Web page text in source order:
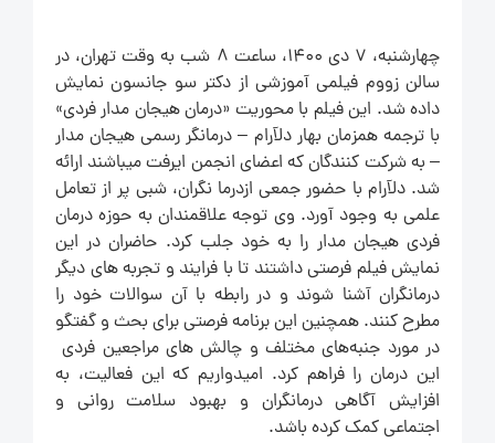
چهارشنبه، ۷ دی ۱۴۰۰، ساعت ۸ شب به وقت تهران، در
سالن زووم فیلمی آموزشی از دکتر سو جانسون نمایش
داده شد. این فیلم با محوریت «درمان هیجان مدار فردی»
با ترجمه همزمان بهار دلآرام – درمانگر رسمی هیجان مدار
– به شرکت کنندگان که اعضای انجمن ایرفت میباشند ارائه
شد. دلآرام با حضور جمعی ازدرما نگران، شبی پر از تعامل
علمی به وجود آورد. وی توجه علاقمندان به حوزه درمان
فردی هیجان مدار را به خود جلب کرد. حاضران در این
نمایش فیلم فرصتی داشتند تا با فرایند و تجربه های دیگر
درمانگران آشنا شوند و در رابطه با آن سوالات خود را
مطرح کنند. همچنین این برنامه فرصتی برای بحث و گفتگو
در مورد جنبه‌های مختلف و چالش های مراجعین فردی
این درمان را فراهم کرد. امیدواریم که این فعالیت، به
افزایش آگاهی درمانگران و بهبود سلامت روانی و
اجتماعی کمک کرده باشد.